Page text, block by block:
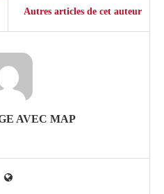
Autres articles de cet auteur
AVEC MAP